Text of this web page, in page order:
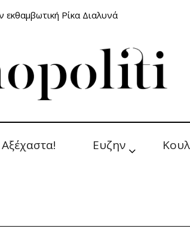
εκθαμβωτική Ρίκα Διαλυνά
Αξέχαστα! Ευζην